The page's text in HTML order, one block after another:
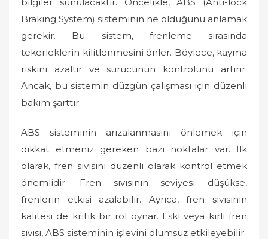
Braking System) sisteminin ne olduğunu anlamak
gerekir. Bu sistem, frenleme sırasında
tekerleklerin kilitlenmesini önler. Böylece, kayma
riskini azaltır ve sürücünün kontrolünü artırır.
Ancak, bu sistemin düzgün çalışması için düzenli
bakım şarttır.
ABS sisteminin arızalanmasını önlemek için
dikkat etmeniz gereken bazı noktalar var. İlk
olarak, fren sıvısını düzenli olarak kontrol etmek
önemlidir. Fren sıvısının seviyesi düşükse,
frenlerin etkisi azalabilir. Ayrıca, fren sıvısının
kalitesi de kritik bir rol oynar. Eski veya kirli fren
sıvısı, ABS sisteminin işlevini olumsuz etkileyebilir.